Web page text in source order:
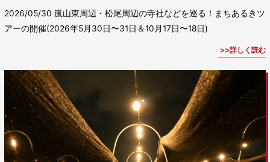
2026/05/30 嵐山東周辺・松尾周辺の寺社などを巡る！まちあるきツ
アーの開催(2026年5月30日〜31日＆10月17日〜18日)
詳しく読む